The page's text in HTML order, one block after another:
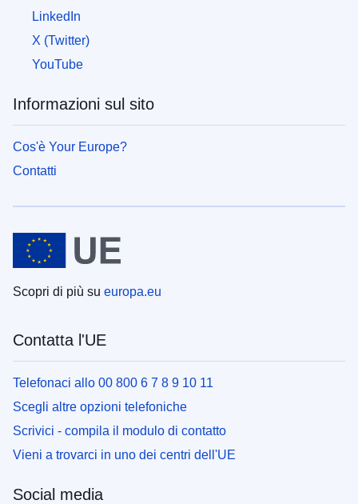
LinkedIn
X (Twitter)
YouTube
Informazioni sul sito
Cos'è Your Europe?
Contatti
Scopri di più su europa.eu
Contatta l'UE
Telefonaci allo 00 800 6 7 8 9 10 11
Scegli altre opzioni telefoniche
Scrivici - compila il modulo di contatto
Vieni a trovarci in uno dei centri dell'UE
Social media